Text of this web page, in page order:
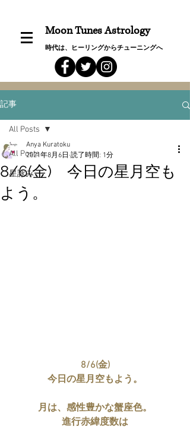
Moon Tunes Astrology
時代は、ヒーリングからチューニングへ
記事
All Posts
星詠み
All Posts
8/6(金) 今日の星月空も
よう。
Anya Kuratoku
2021年8月6日 読了時間: 1分
8/6(金)
今日の星月空もよう。
月は、感性豊かな蟹座色。
進行赤緯度数は